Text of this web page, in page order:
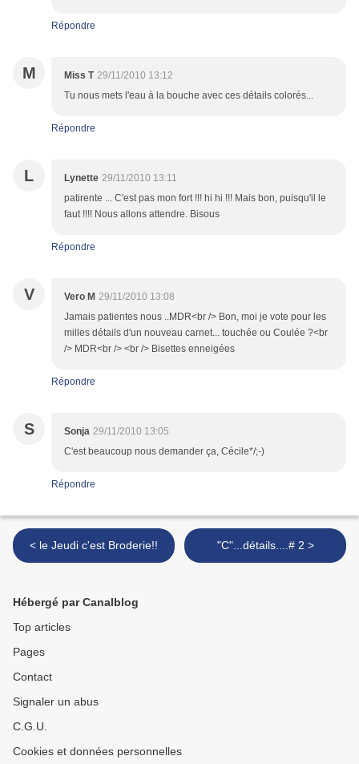
Répondre
M Miss T 29/11/2010 13:12
Tu nous mets l'eau à la bouche avec ces détails colorés...
Répondre
L Lynette 29/11/2010 13:11
patirente ... C'est pas mon fort !!! hi hi !!! Mais bon, puisqu'il le
faut !!!! Nous allons attendre. Bisous
Répondre
V Vero M 29/11/2010 13:08
Jamais patientes nous ..MDR<br /> Bon, moi je vote pour les
milles détails d'un nouveau carnet... touchée ou Coulée ?<br
/> MDR<br /> <br /> Bisettes enneigées
Répondre
S Sonja 29/11/2010 13:05
C'est beaucoup nous demander ça, Cécile*/;-)
Répondre
< le Jeudi c'est Broderie!! "C"...détails....# 2 >
Hébergé par Canalblog
Top articles
Pages
Contact
Signaler un abus
C.G.U.
Cookies et données personnelles